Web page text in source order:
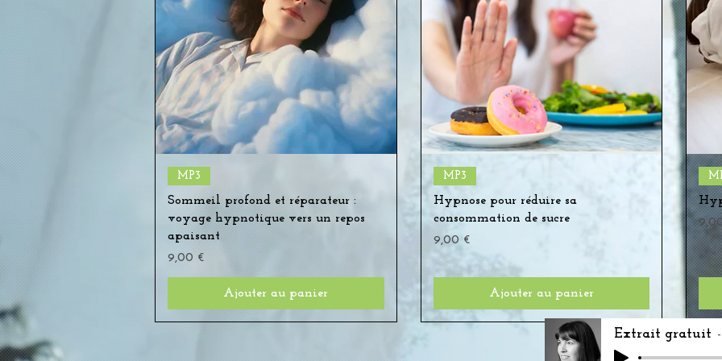
MP3
Sommeil profond et réparateur :
voyage hypnotique vers un repos
apaisant
Prix
9,00 €
Ajouter au panier
MP3
Hypnose pour réduire sa
consommation de sucre
Prix
9,00 €
Ajouter au panier
Extrait gratuit